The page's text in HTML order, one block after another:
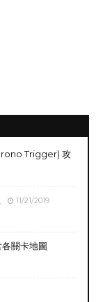
Trigger) 攻
11/21/2019
關卡地圖